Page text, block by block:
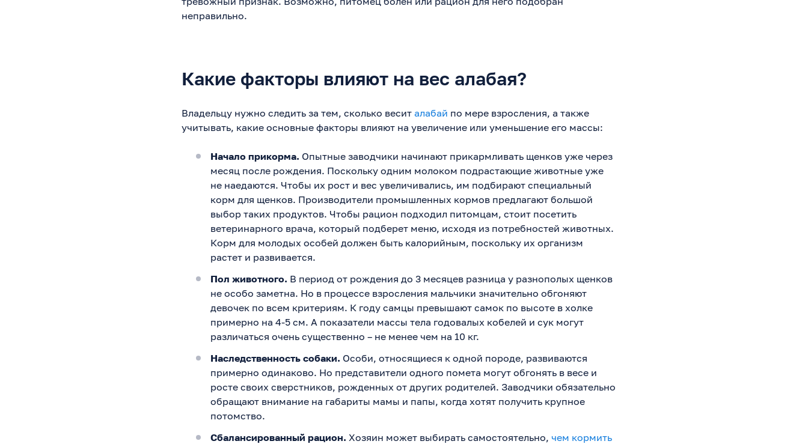
неправильно.
Какие факторы влияют на вес алабая?
Владельцу нужно следить за тем, сколько весит алабай по мере взросления, а также
учитывать, какие основные факторы влияют на увеличение или уменьшение его массы:
Начало прикорма. Опытные заводчики начинают прикармливать щенков уже через
месяц после рождения. Поскольку одним молоком подрастающие животные уже
не наедаются. Чтобы их рост и вес увеличивались, им подбирают специальный
корм для щенков. Производители промышленных кормов предлагают большой
выбор таких продуктов. Чтобы рацион подходил питомцам, стоит посетить
ветеринарного врача, который подберет меню, исходя из потребностей животных.
Корм для молодых особей должен быть калорийным, поскольку их организм
растет и развивается.
Пол животного. В период от рождения до 3 месяцев разница у разнополых щенков
не особо заметна. Но в процессе взросления мальчики значительно обгоняют
девочек по всем критериям. К году самцы превышают самок по высоте в холке
примерно на 4-5 см. А показатели массы тела годовалых кобелей и сук могут
различаться очень существенно – не менее чем на 10 кг.
Наследственность собаки. Особи, относящиеся к одной породе, развиваются
примерно одинаково. Но представители одного помета могут обгонять в весе и
росте своих сверстников, рожденных от других родителей. Заводчики обязательно
обращают внимание на габариты мамы и папы, когда хотят получить крупное
потомство.
Сбалансированный рацион. Хозяин может выбирать самостоятельно, чем кормить